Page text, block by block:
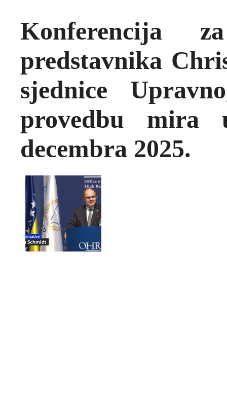
Konferencija
predstavnika
sjednice
provedbu
decembra 2025.